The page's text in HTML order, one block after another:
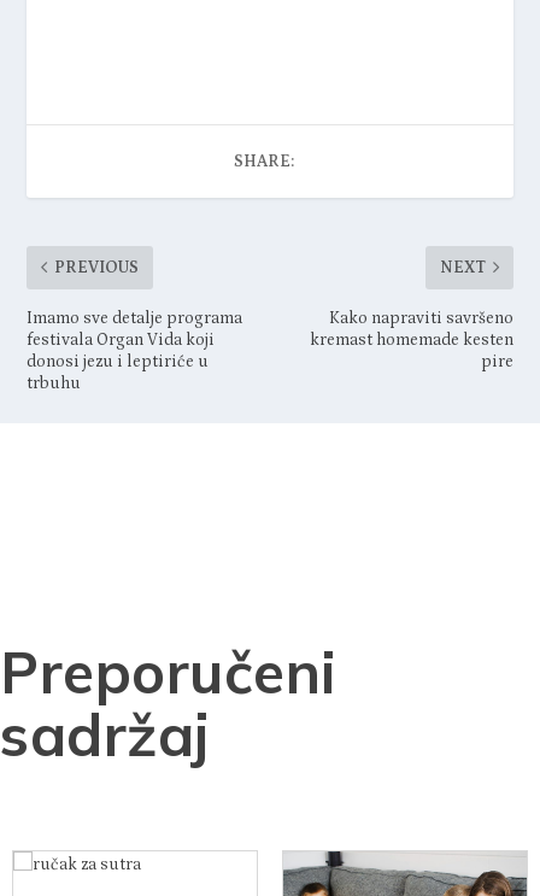
SHARE:
PREVIOUS
Imamo sve detalje programa
festivala Organ Vida koji
donosi jezu i leptiriće u
trbuhu
NEXT
Kako napraviti savršeno
kremast homemade kesten
pire
Preporučeni
sadržaj